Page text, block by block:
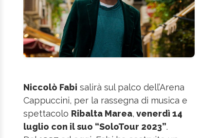
Niccolò Fabi salirà sul palco dell’Arena
Cappuccini, per la rassegna di musica e
spettacolo Ribalta Marea, venerdì 14
luglio con il suo “SoloTour 2023”.